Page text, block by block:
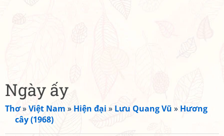
Ngày ấy
Thơ»Việt Nam » Hiện đại » Lưu Quang Vũ » Hương
cây (1968)